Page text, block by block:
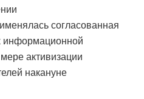
согласованная
информационной
активизации
накануне